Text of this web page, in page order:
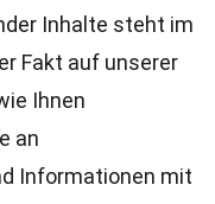
Inhalte steht im
Fakt auf unserer
Ihnen
an
Informationen mit